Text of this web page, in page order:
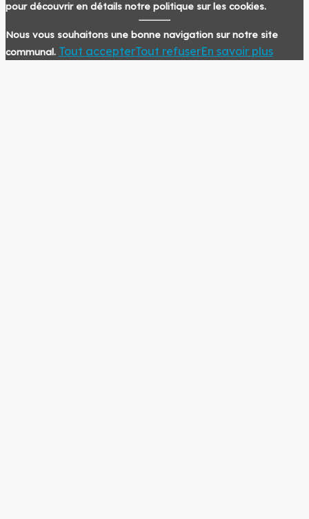
pour découvrir en détails notre politique sur les cookies.
Nous vous souhaitons une bonne navigation sur notre site
communal. Tout accepterTout refuserEn savoir plus